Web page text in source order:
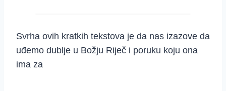
Svrha ovih kratkih tekstova je da nas izazove da
uđemo dublje u Božju Riječ i poruku koju ona
ima za